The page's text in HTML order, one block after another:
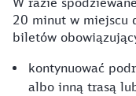
20 minut w miejscu
biletów
kontynuować
albo inną trasą